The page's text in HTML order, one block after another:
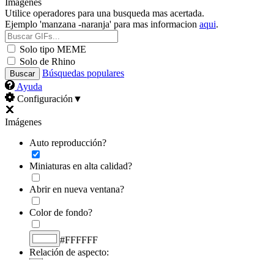
Imágenes
Utilice operadores para una busqueda mas acertada.
Ejemplo 'manzana -naranja' para mas informacion aqui.
Solo tipo MEME
Solo de Rhino
Búsquedas populares
Ayuda
Configuración ▼
Imágenes
Auto reproducción?
Miniaturas en alta calidad?
Abrir en nueva ventana?
Color de fondo?
#FFFFFF
Relación de aspecto: